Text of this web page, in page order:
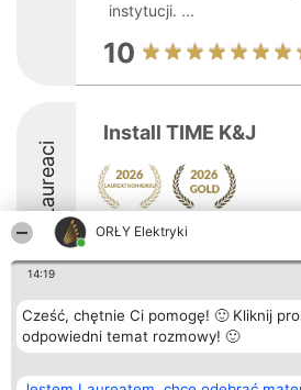
ORŁY Elektryki
14:19
Cześć, chętnie Ci pomogę! 🙂 Kliknij
odpowiedni temat rozmowy! 🙂
instytucji. ...
10
Laureaci
Install TIME K&J
9.8
Organizator plebiscytu
Bright Side Solutions sp. z o.
o. sp. k.
Wrocław 50-079
Plebiscyt
Laureaci
Lista
Laureatów